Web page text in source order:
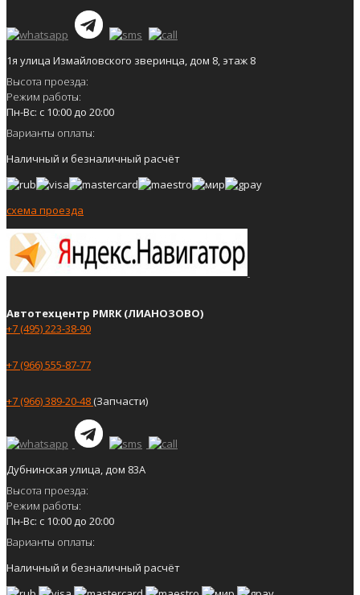
1я улица Измайловского зверинца, дом 8, этаж 8
Высота проезда:
Режим работы:
Пн-Вс: с 10:00 до 20:00
Варианты оплаты:
Наличный и безналичный расчёт
схема проезда
Автотехцентр PMRK (ЛИАНОЗОВО)
+7 (495) 223-38-90
+7 (966) 555-87-77
+7 (966) 389-20-48(Запчасти)
Дубнинская улица, дом 83А
Высота проезда:
Режим работы:
Пн-Вс: с 10:00 до 20:00
Варианты оплаты:
Наличный и безналичный расчёт